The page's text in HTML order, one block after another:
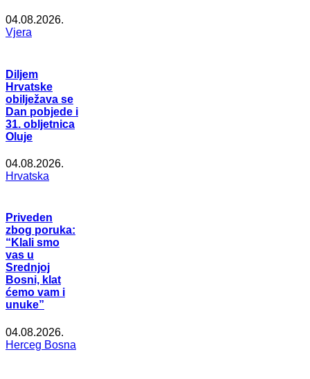
04.08.2026.
Vjera
Diljem
Hrvatske
obilježava se
Dan pobjede i
31. obljetnica
Oluje
04.08.2026.
Hrvatska
Priveden
zbog poruka:
“Klali smo
vas u
Srednjoj
Bosni, klat
ćemo vam i
unuke”
04.08.2026.
Herceg Bosna